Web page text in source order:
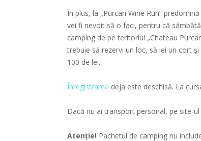
În plus, la „Purcari Wine Run”
vei fi nevoit să o faci, pentru că
camping de pe teritoriul „Chateau
trebuie să rezervi un loc, să iei un cort
100 de lei.
Înregistrarea deja este deschisă. La
Dacă nu ai transport personal, pe site-ul
Atenție! Pachetul de camping nu